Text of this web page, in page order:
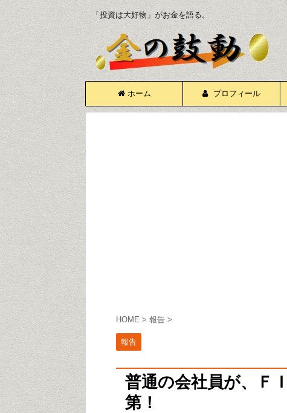
「投資は大好物」がお金を語る。
ホーム プロフィール
HOME > 報告 >
報告
普通の会社員が、Ｆ
第！